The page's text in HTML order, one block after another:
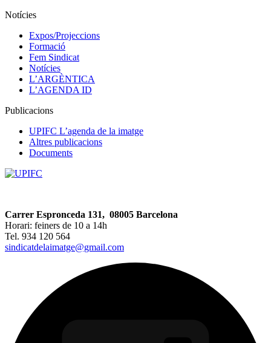
Notícies
Expos/Projeccions
Formació
Fem Sindicat
Notícies
L’ARGÈNTICA
L’AGENDA ID
Publicacions
UPIFC L’agenda de la imatge
Altres publicacions
Documents
Carrer Espronceda 131, 08005 Barcelona
Horari: feiners de 10 a 14h
Tel. 934 120 564
sindicatdelaimatge@gmail.com